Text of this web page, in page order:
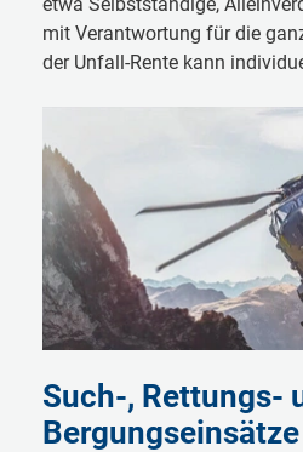
mit Ver­ant­wor­tung für die
der Un­fall-Ren­te kann
Such-, Rettungs-
Bergungseinsätze